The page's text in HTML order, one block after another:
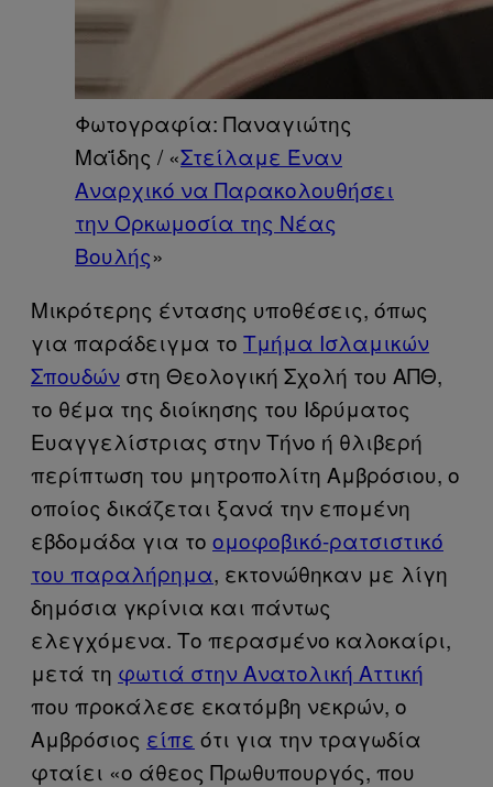
Φωτογραφία: Παναγιώτης
Μαΐδης / «Στείλαμε Έναν
Αναρχικό να Παρακολουθήσει
την Ορκωμοσία της Νέας
Βουλής»
Μικρότερης έντασης υποθέσεις, όπως
για παράδειγμα το Τμήμα Ισλαμικών
Σπουδών στη Θεολογική Σχολή του ΑΠΘ,
το θέμα της διοίκησης του Ιδρύματος
Ευαγγελίστριας στην Τήνο ή θλιβερή
περίπτωση του μητροπολίτη Αμβρόσιου, ο
οποίος δικάζεται ξανά την επομένη
εβδομάδα για το ομοφοβικό-ρατσιστικό
του παραλήρημα, εκτονώθηκαν με λίγη
δημόσια γκρίνια και πάντως
ελεγχόμενα. Το περασμένο καλοκαίρι,
μετά τη φωτιά στην Ανατολική Αττική
που προκάλεσε εκατόμβη νεκρών, ο
Αμβρόσιος είπε ότι για την τραγωδία
φταίει «ο άθεος Πρωθυπουργός, που